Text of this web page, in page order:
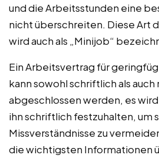
und die Arbeitsstunden eine
nicht überschreiten. Diese Art
wird auch als „Minijob“
Ein Arbeitsvertrag für
kann sowohl schriftlich als auch
abgeschlossen werden, es
ihn schriftlich festzuhalten, um
Missverständnisse zu
die wichtigsten Informationen